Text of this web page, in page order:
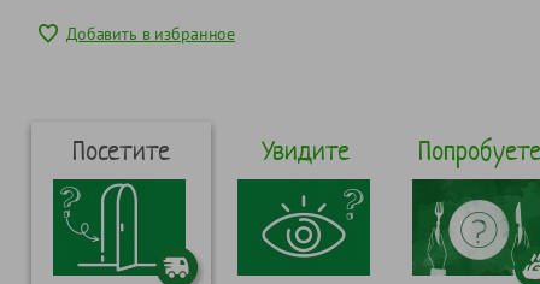
Добавить в избранное
Посетите Увидите Попробуете